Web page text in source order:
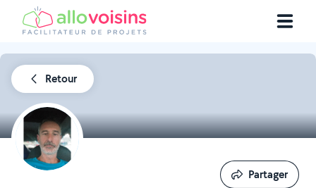
Retour
Partager
Partager